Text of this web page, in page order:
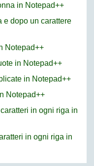
in Notepad++
e dopo un carattere
Notepad++
in Notepad++
in Notepad++
Notepad++
in ogni riga in
in ogni riga in